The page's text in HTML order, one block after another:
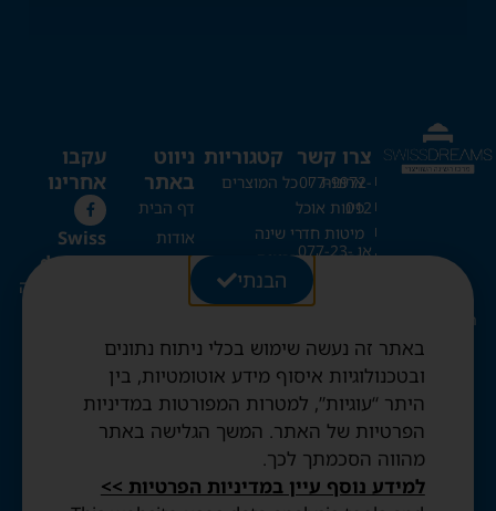
צרו קשר
077-9972-
012
או 077-23-
Swissdreams1@gmail.com
רחוב עזרת
תורה 28,
ירושלים
שעות פתיחה:
ימים א'-ה':
10:30-20:00
קטגוריות
כל המוצרים
ארונות
פינות אוכל
מיטות חדרי שינה
מזרונים
כריות
ספות נפתחות
מיטות קומותיים
מיטות מתקפלות
שמיכות וכריות שוויצריות
מיטות נוער
שמיכות פריד ופנדה
ניווט
באתר
דף הבית
אודות
כל המוצרים
בלוג
החשבון שלי
עגלה
תקנון האתר
הצהרת
עקבו
אחרינו
Swiss
dreams
מרכז השינה
הבנתי
באתר זה נעשה שימוש בכלי ניתוח נתונים
ובטכנולוגיות איסוף מידע אוטומטיות, בין
היתר “עוגיות”, למטרות המפורטות במדיניות
הפרטיות של האתר. המשך הגלישה באתר
מהווה הסכמתך לכך.
למידע נוסף עיין במדיניות הפרטיות >>